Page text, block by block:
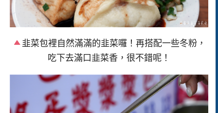
韭菜包裡自然滿滿的韭菜囉！再搭配一些冬粉，
吃下去滿口韭菜香，很不錯呢！